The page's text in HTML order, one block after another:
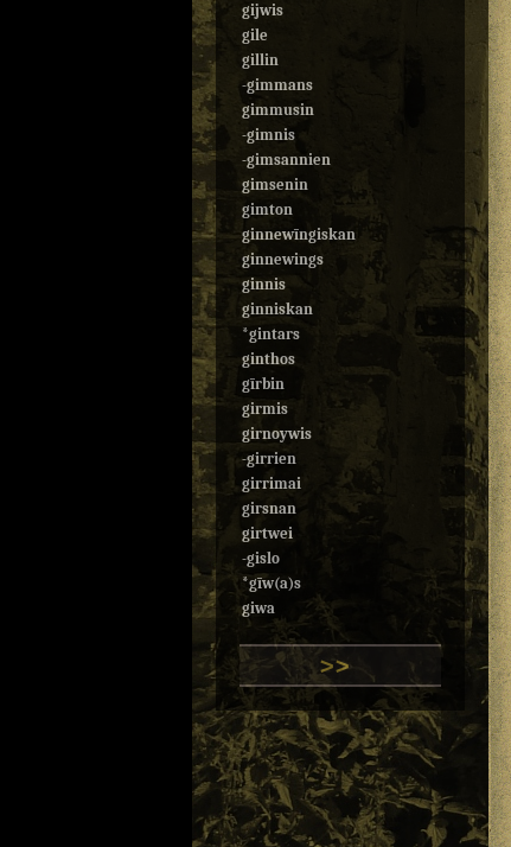
gijwis
gile
gillin
-gimmans
gimmusin
-gimnis
-gimsannien
gimsenin
gimton
ginnewīngiskan
ginnewings
ginnis
ginniskan
*gintars
ginthos
gīrbin
girmis
girnoywis
-girrien
girrimai
girsnan
girtwei
-gislo
*gīw(a)s
giwa
>>